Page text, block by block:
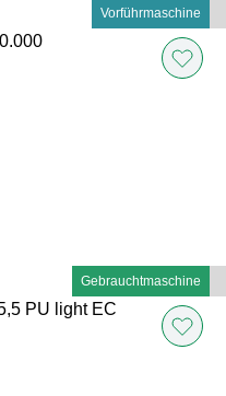
Vorführmaschine
Gebrauchtmaschine